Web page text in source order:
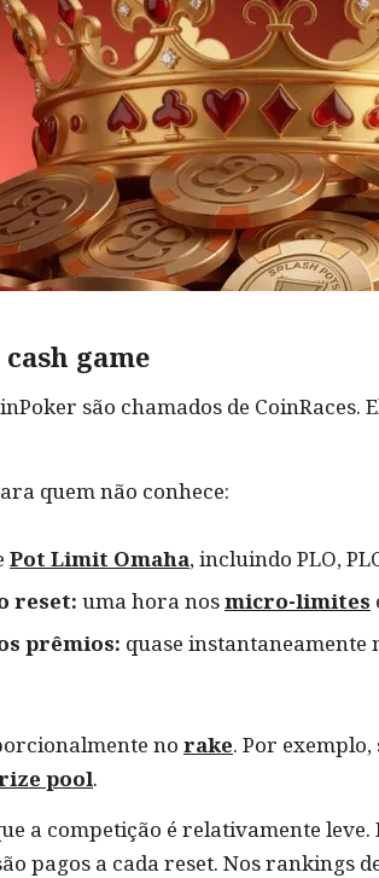
game
são chamados de
quem não conhece:
Pot Limit Omaha, incluindo PLO,
reset: uma hora nosmicro-limites
prêmios: quase instantaneamente
no rake. Por
pool.
a competição é relativamente
pagos a cada reset. Nos rankings